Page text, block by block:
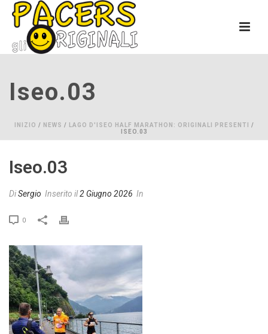
Iseo.03
INIZIO / NEWS / LAGO D'ISEO HALF MARATHON: ORIGINALI PRESENTI
/
ISEO.03
Iseo.03
DiSergio Inserito il2 Giugno 2026 In
0